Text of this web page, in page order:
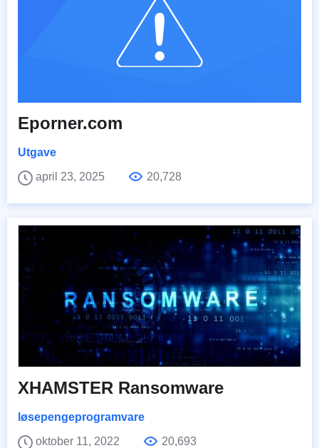
Eporner.com
Utgave
april 23, 2025
20,728
XHAMSTER Ransomware
løsepengeprogramvare
oktober 11, 2022
20,693